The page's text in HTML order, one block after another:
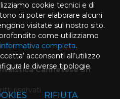
Cannetese Srl
riservati
cookie tecnici e di
di poter elaborare alcuni
visitate sul nostro sito.
come utilizziamo
completa.
acconsenti all’utilizzo
le diverse tipologie.
RIFIUTA